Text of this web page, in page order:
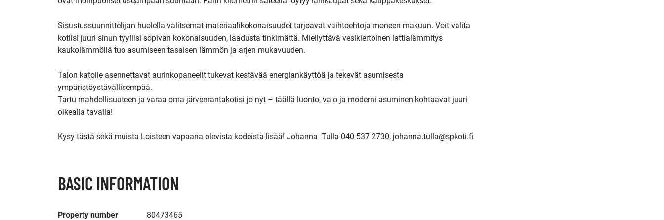
Sisustussuunnittelijan huolella valitsemat materiaalikokonaisuudet tarjoavat vaihtoehtoja moneen makuun. Voit valita
kotiisi juuri sinun tyyliisi sopivan kokonaisuuden, laadusta tinkimättä. Miellyttävä vesikiertoinen lattialämmitys
kaukolämmöllä tuo asumiseen tasaisen lämmön ja arjen mukavuuden.
Talon katolle asennettavat aurinkopaneelit tukevat kestävää energiankäyttöä ja tekevät asumisesta
ympäristöystävällisempää.
Tartu mahdollisuuteen ja varaa oma järvenrantakotisi jo nyt – täällä luonto, valo ja moderni asuminen kohtaavat juuri
oikealla tavalla!
BASIC INFORMATION
Property number 80473465